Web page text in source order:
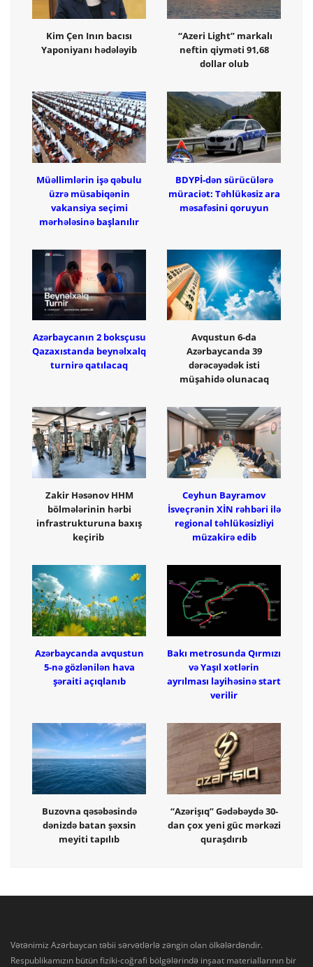
Kim Çen Inın bacısı
Yaponiyanı hədələyib
“Azeri Light” markalı
neftin qiyməti 91,68
dollar olub
Müəllimlərin işə qəbulu
üzrə müsabiqənin
vakansiya seçimi
mərhələsinə başlanılır
BDYPİ-dən sürücülərə
müraciət: Təhlükəsiz ara
məsafəsini qoruyun
Azərbaycanın 2 boksçusu
Qazaxıstanda beynəlxalq
turnirə qatılacaq
Avqustun 6-da
Azərbaycanda 39
dərəcəyədək isti
müşahidə olunacaq
Zakir Həsənov HHM
bölmələrinin hərbi
infrastrukturuna baxış
keçirib
Ceyhun Bayramov
İsveçrənin XİN rəhbəri ilə
regional təhlükəsizliyi
müzakirə edib
Azərbaycanda avqustun
5-nə gözlənilən hava
şəraiti açıqlanıb
Bakı metrosunda Qırmızı
və Yaşıl xətlərin
ayrılması layihəsinə start
verilir
Buzovna qəsəbəsində
dənizdə batan şəxsin
meyiti tapılıb
“Azərişıq” Gədəbəydə 30-
dan çox yeni güc mərkəzi
quraşdırıb
Vətənimiz Azərbaycan təbii sərvətlərlə zəngin olan ölkələrdəndir.
Respublikamızın bütün fiziki-coğrafi bölgələrində inşaat materiallarının bir